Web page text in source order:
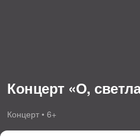
Концерт «О,
Концерт • 6+